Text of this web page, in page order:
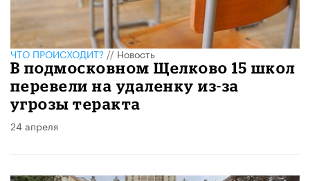
ЧТО ПРОИСХОДИТ?//Новость
В подмосковном Щелково 15 школ
перевели на удаленку из-за
угрозы теракта
24 апреля